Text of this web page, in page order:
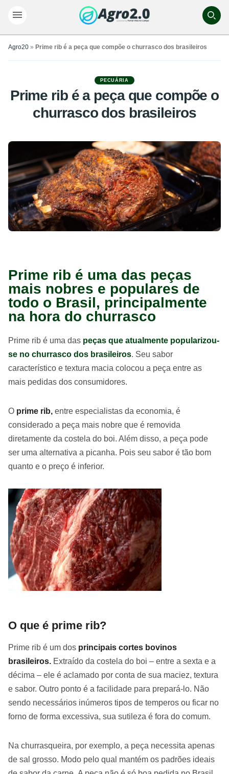
Agro20 » Prime rib é a peça que compõe o churrasco dos brasileiros
PECUÁRIA
Prime rib é a peça que compõe o
churrasco dos brasileiros
Prime rib é uma das peças
mais nobres e populares de
todo o Brasil, principalmente
na hora do churrasco
Prime rib é uma das peças que atualmente popularizou-
se no churrasco dos brasileiros. Seu sabor
característico e textura macia colocou a peça entre as
mais pedidas dos consumidores.
O prime rib, entre especialistas da economia, é
considerado a peça mais nobre que é removida
diretamente da costela do boi. Além disso, a peça pode
ser uma alternativa a picanha. Pois seu sabor é tão bom
quanto e o preço é inferior.
O que é prime rib?
Prime rib é um dos principais cortes bovinos
brasileiros. Extraído da costela do boi – entre a sexta e a
décima – ele é aclamado por conta de sua maciez, textura
e sabor. Outro ponto é a facilidade para prepará-lo. Não
sendo necessários inúmeros tipos de temperos ou ficar no
forno de forma excessiva, sua sutileza é fora do comum.
Na churrasqueira, por exemplo, a peça necessita apenas
de sal grosso. Modo pelo qual mantém os padrões ideais